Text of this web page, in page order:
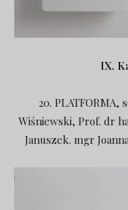
IX.
20. PLATFORMA,
Wiśniewski, Prof. dr
Januszek. mgr